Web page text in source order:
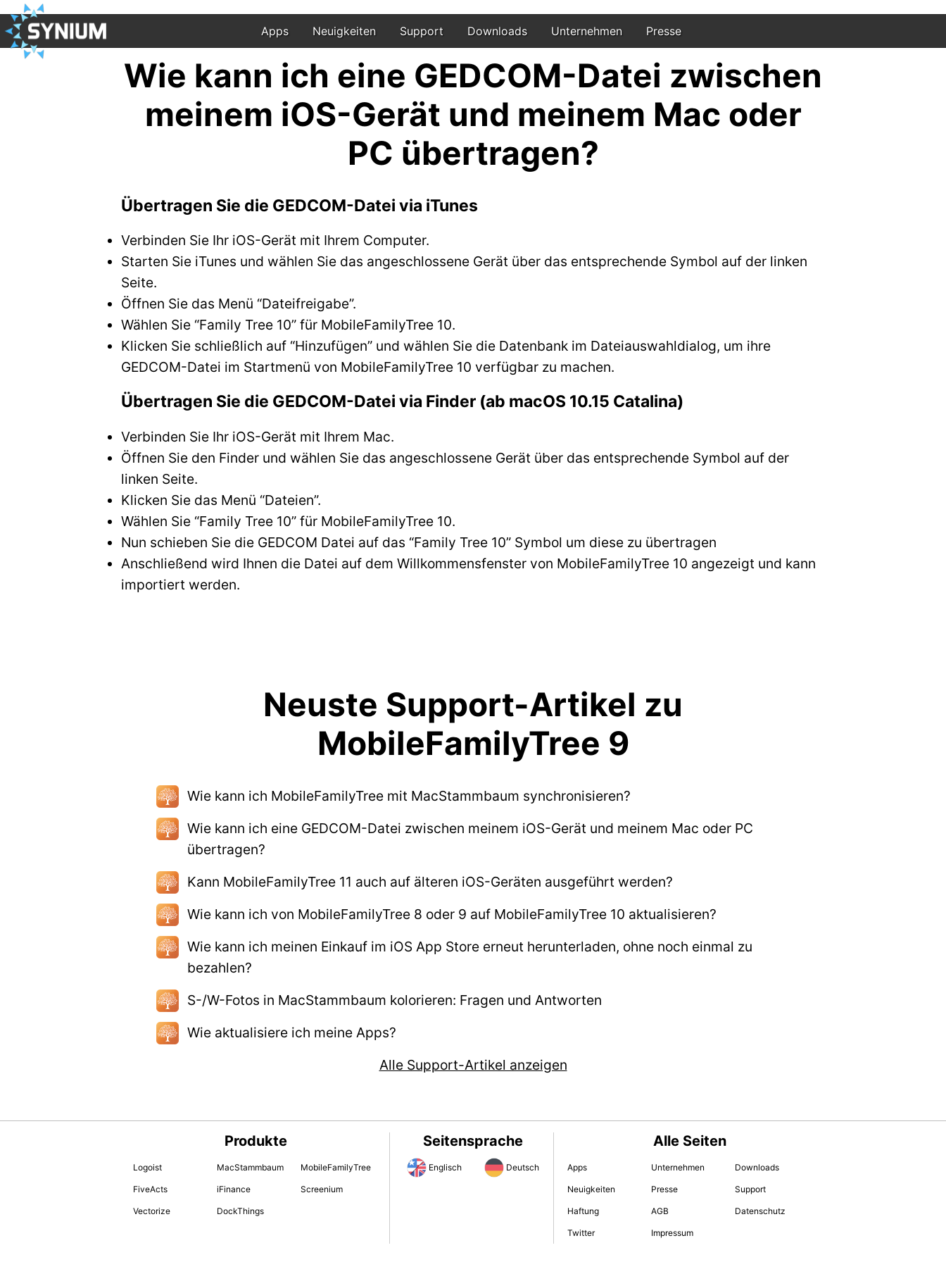
Apps Neuigkeiten Support Downloads Unternehmen Presse
Wie kann ich eine GEDCOM-Datei zwischen
meinem iOS-Gerät und meinem Mac oder
PC übertragen?
Übertragen Sie die GEDCOM-Datei via iTunes
Verbinden Sie Ihr iOS-Gerät mit Ihrem Computer.
Starten Sie iTunes und wählen Sie das angeschlossene Gerät über das entsprechende Symbol auf der linken
Seite.
Öffnen Sie das Menü “Dateifreigabe”.
Wählen Sie “Family Tree 10” für MobileFamilyTree 10.
Klicken Sie schließlich auf “Hinzufügen” und wählen Sie die Datenbank im Dateiauswahldialog, um ihre
GEDCOM-Datei im Startmenü von MobileFamilyTree 10 verfügbar zu machen.
Übertragen Sie die GEDCOM-Datei via Finder (ab macOS 10.15 Catalina)
Verbinden Sie Ihr iOS-Gerät mit Ihrem Mac.
Öffnen Sie den Finder und wählen Sie das angeschlossene Gerät über das entsprechende Symbol auf der
linken Seite.
Klicken Sie das Menü “Dateien”.
Wählen Sie “Family Tree 10” für MobileFamilyTree 10.
Nun schieben Sie die GEDCOM Datei auf das “Family Tree 10” Symbol um diese zu übertragen
Anschließend wird Ihnen die Datei auf dem Willkommensfenster von MobileFamilyTree 10 angezeigt und kann
importiert werden.
Neuste Support-Artikel zu
MobileFamilyTree 9
Wie kann ich MobileFamilyTree mit MacStammbaum synchronisieren?
Wie kann ich eine GEDCOM-Datei zwischen meinem iOS-Gerät und meinem Mac oder PC
übertragen?
Kann MobileFamilyTree 11 auch auf älteren iOS-Geräten ausgeführt werden?
Wie kann ich von MobileFamilyTree 8 oder 9 auf MobileFamilyTree 10 aktualisieren?
Wie kann ich meinen Einkauf im iOS App Store erneut herunterladen, ohne noch einmal zu
bezahlen?
S-/W-Fotos in MacStammbaum kolorieren: Fragen und Antworten
Wie aktualisiere ich meine Apps?
Alle Support-Artikel anzeigen
Produkte
Logoist MacStammbaum MobileFamilyTree
FiveActs iFinance Screenium
Vectorize DockThings
Seitensprache
Englisch Deutsch
Alle Seiten
Apps Unternehmen Downloads
Neuigkeiten Presse Support
Haftung AGB Datenschutz
Twitter Impressum